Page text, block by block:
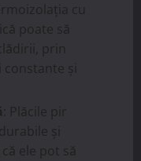
cu
poate să
prin
și
: Plăcile pir
și
ele pot să